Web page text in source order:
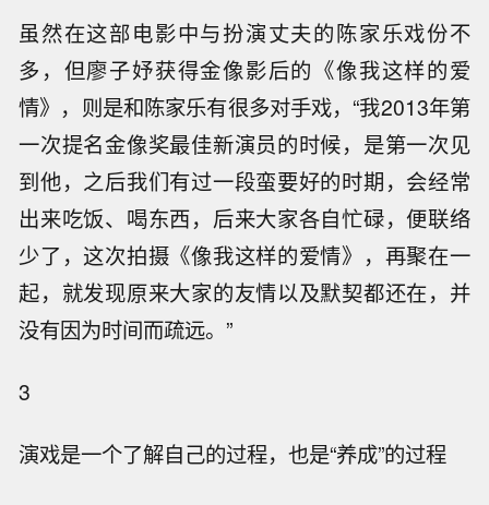
虽然在这部电影中与扮演丈夫的陈家乐戏份不
多，但廖子妤获得金像影后的《像我这样的爱
情》，则是和陈家乐有很多对手戏，“我2013年第
一次提名金像奖最佳新演员的时候，是第一次见
到他，之后我们有过一段蛮要好的时期，会经常
出来吃饭、喝东西，后来大家各自忙碌，便联络
少了，这次拍摄《像我这样的爱情》，再聚在一
起，就发现原来大家的友情以及默契都还在，并
没有因为时间而疏远。”
3
演戏是一个了解自己的过程，也是“养成”的过程